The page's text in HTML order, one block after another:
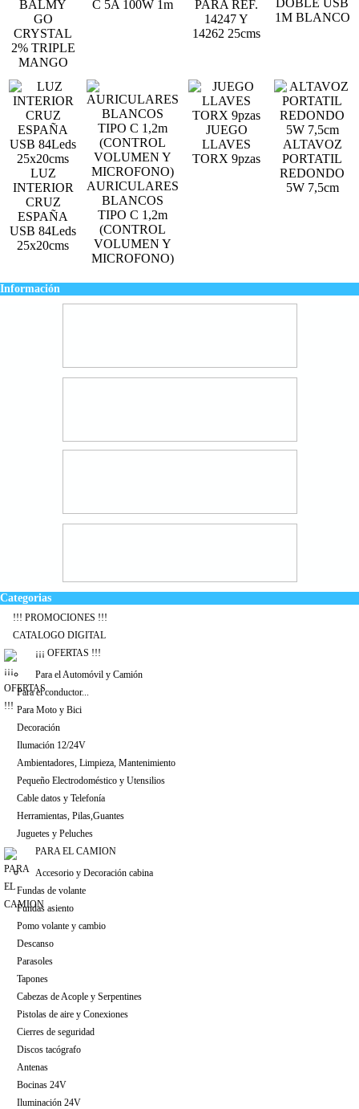
BALMY
GO
CRYSTAL
2% TRIPLE
MANGO
C 5A 100W 1m
PARA REF.
14247 Y
14262 25cms
DOBLE USB
1M BLANCO
LUZ
INTERIOR
CRUZ
ESPAÑA
USB 84Leds
25x20cms
AURICULARES
BLANCOS
TIPO C 1,2m
(CONTROL
VOLUMEN Y
MICROFONO)
JUEGO
LLAVES
TORX 9pzas
ALTAVOZ
PORTATIL
REDONDO
5W 7,5cm
Información
Categorias
!!! PROMOCIONES !!!
CATALOGO DIGITAL
¡¡¡ OFERTAS !!!
Para el Automóvil y Camión
Para el conductor...
Para Moto y Bici
Decoración
Ilumación 12/24V
Ambientadores, Limpieza, Mantenimiento
Pequeño Electrodoméstico y Utensilios
Cable datos y Telefonía
Herramientas, Pilas,Guantes
Juguetes y Peluches
PARA EL CAMION
Accesorio y Decoración cabina
Fundas de volante
Fundas asiento
Pomo volante y cambio
Descanso
Parasoles
Tapones
Cabezas de Acople y Serpentines
Pistolas de aire y Conexiones
Cierres de seguridad
Discos tacógrafo
Antenas
Bocinas 24V
Iluminación 24V